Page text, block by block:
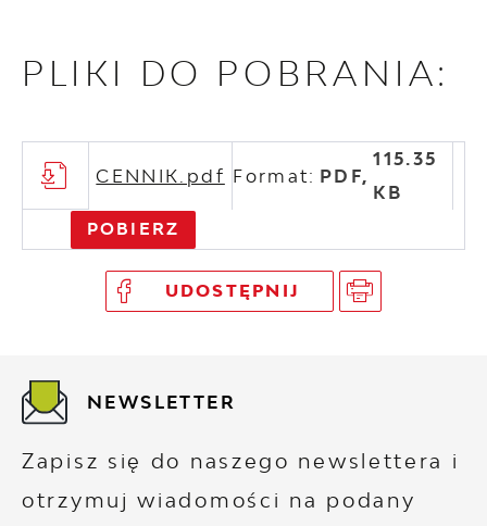
PLIKI DO POBRANIA:
CENNIK.pdf Format: PDF,
115.35
KB
POBIERZ
UDOSTĘPNIJ
NEWSLETTER
Zapisz się do naszego newslettera i
otrzymuj wiadomości na podany